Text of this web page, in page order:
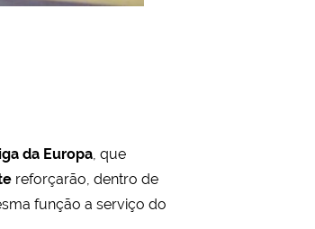
da Europa, que
reforçarão, dentro de
função a serviço do